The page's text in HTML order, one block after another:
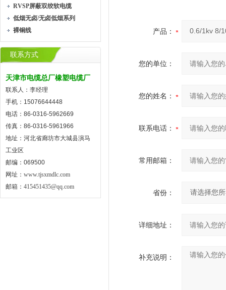
RVSP屏蔽双绞软电缆
低烟无卤/无卤低烟系列
裸铜线
联系方式
天津市电缆总厂橡塑电缆厂
联系人：李经理
手机：15076644448
电话：86-0316-5962669
传真：86-0316-5961966
地址：河北省廊坊市大城县演马
工业区
邮编：069500
网址： www.tjsxmdlc.com
邮箱： 415451435@qq.com
产品：
您的单位：
您的姓名：
联系电话：
常用邮箱：
省份：
详细地址：
补充说明：